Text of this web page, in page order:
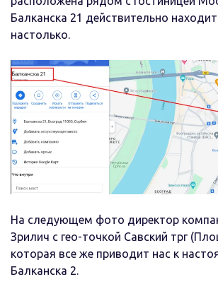
Балканска 21 действительно
настолько.
На следующем фото директор
Зрилич с гео-точкой Савский трг
которая все же приводит нас к
Балканска 2.